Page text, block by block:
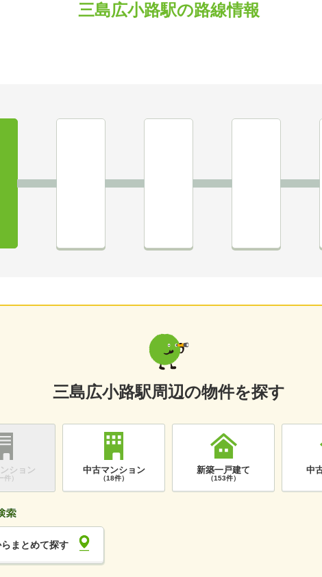
三島広小路駅の路線情報
三島広小路駅周辺の物件を探す
ション
件）
中古マンション
（18件）
新築一戸建て
（153件）
中
まとめて探す